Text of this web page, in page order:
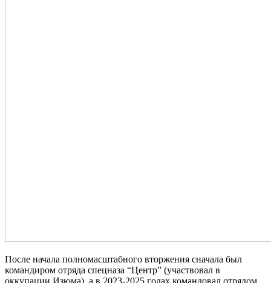
После начала полномасштабного вторжения сначала был
командиром отряда спецназа “Центр” (участвовал в